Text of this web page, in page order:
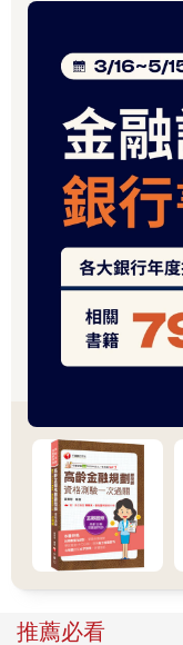
推薦必看